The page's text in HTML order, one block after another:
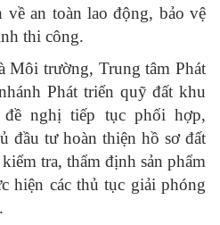
về an toàn lao động, bảo vệ
thi công.
Môi trường, Trung tâm Phát
Phát triển quỹ đất khu
nghị tiếp tục phối hợp,
đầu tư hoàn thiện hồ sơ đất
tra, thẩm định sản phẩm
hiện các thủ tục giải phóng